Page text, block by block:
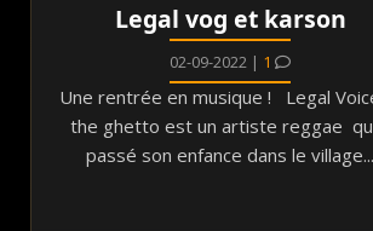
Legal vog et karson
02-09-2022 | 1
Une rentrée en musique ! Legal
the ghetto est un artiste reggae
passé son enfance dans le village...